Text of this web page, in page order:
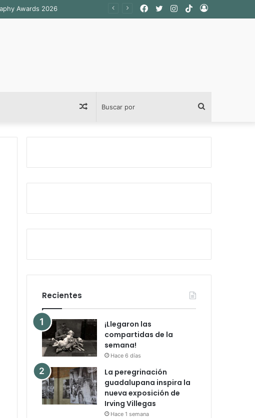
Acceso
TikTok
Instagram
Twitter
Facebook
por
Publicación
al
azar
Recientes
¡Llegaron las
compartidas de la
semana!
Hace 6 días
La peregrinación
guadalupana inspira la
nueva exposición de
Irving Villegas
Hace 1 semana